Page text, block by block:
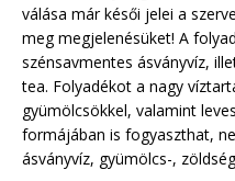
válása már késői jelei a
meg megjelenésüket! A
szénsavmentes ásványvíz,
tea. Folyadékot a nagy
gyümölcsökkel, valamint
formájában is fogyaszthat,
ásványvíz, gyümölcs-,